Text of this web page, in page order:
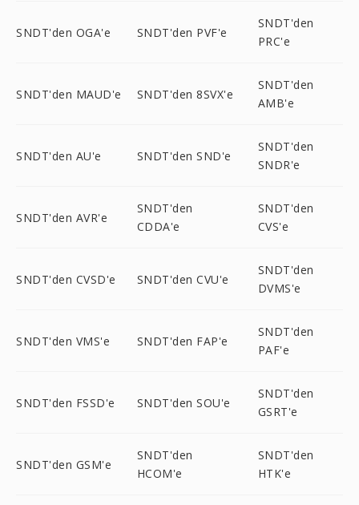
SNDT'den OGA'e SNDT'den PVF'e
SNDT'den
PRC'e
SNDT'den MAUD'e SNDT'den 8SVX'e
SNDT'den
AMB'e
SNDT'den AU'e SNDT'den SND'e
SNDT'den
SNDR'e
SNDT'den AVR'e
SNDT'den
CDDA'e
SNDT'den
CVS'e
SNDT'den CVSD'e SNDT'den CVU'e
SNDT'den
DVMS'e
SNDT'den VMS'e SNDT'den FAP'e
SNDT'den
PAF'e
SNDT'den FSSD'e SNDT'den SOU'e
SNDT'den
GSRT'e
SNDT'den GSM'e
SNDT'den
HCOM'e
SNDT'den
HTK'e